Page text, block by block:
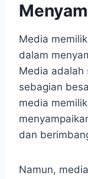
Media
dalam
Media adalah
sebagian
media
dan
Namun,